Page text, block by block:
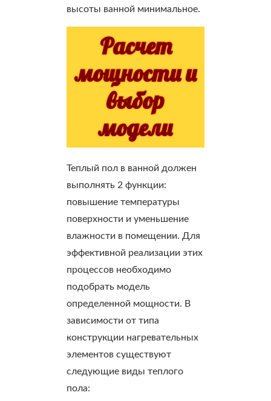
высоты ванной минимальное.
Расчет
мощности и
выбор
модели
Теплый пол в ванной должен
выполнять 2 функции:
повышение температуры
поверхности и уменьшение
влажности в помещении. Для
эффективной реализации этих
процессов необходимо
подобрать модель
определенной мощности. В
зависимости от типа
конструкции нагревательных
элементов существуют
следующие виды теплого
пола: